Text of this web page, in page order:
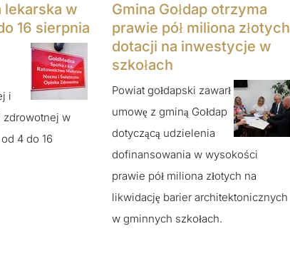
lekarska w
16 sierpnia
i
zdrowotnej w
4 do 16
Gmina Gołdap otrzyma
prawie pół miliona złotych
dotacji na inwestycje w
szkołach
Powiat gołdapski zawarł
umowę z gminą Gołdap
dotyczącą udzielenia
dofinansowania w wysokości
prawie pół miliona złotych na
likwidację barier architektonicznych
w gminnych szkołach.